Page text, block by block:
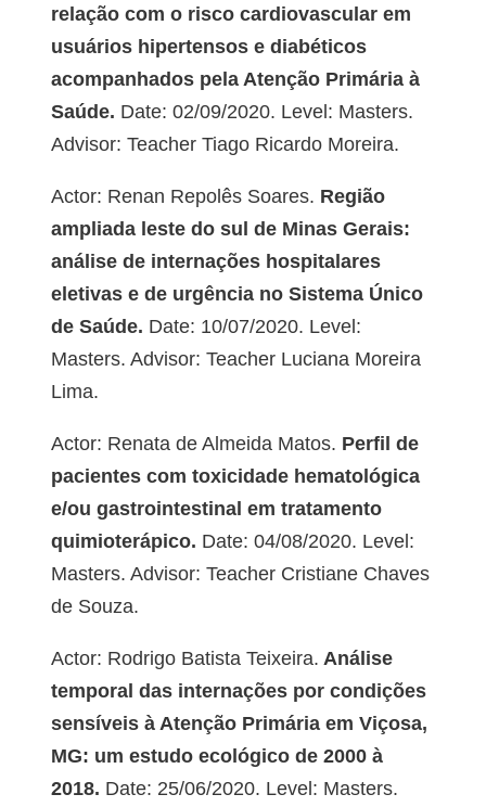
relação com o risco cardiovascular em
usuários hipertensos e diabéticos
acompanhados pela Atenção Primária à
Saúde. Date: 02/09/2020. Level: Masters.
Advisor: Teacher Tiago Ricardo Moreira.
Actor: Renan Repolês Soares. Região
ampliada leste do sul de Minas Gerais:
análise de internações hospitalares
eletivas e de urgência no Sistema Único
de Saúde. Date: 10/07/2020. Level:
Masters. Advisor: Teacher Luciana Moreira
Lima.
Actor: Renata de Almeida Matos. Perfil de
pacientes com toxicidade hematológica
e/ou gastrointestinal em tratamento
quimioterápico. Date: 04/08/2020. Level:
Masters. Advisor: Teacher Cristiane Chaves
de Souza.
Actor: Rodrigo Batista Teixeira. Análise
temporal das internações por condições
sensíveis à Atenção Primária em Viçosa,
MG: um estudo ecológico de 2000 à
2018. Date: 25/06/2020. Level: Masters.